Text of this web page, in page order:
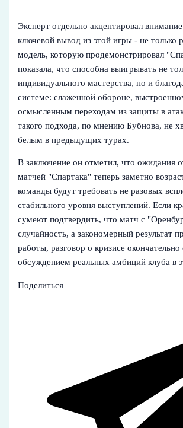
Эксперт отдельно акцентировал
ключевой вывод из этой игры - не только
модель, которую продемонстрировал
показала, что способна выигрывать не
индивидуального мастерства, но и
системе: слаженной обороне,
осмысленным переходам из защиты в
такого подхода, по мнению Бубнова, не
белым в предыдущих турах.
В заключение он отметил, что ожидания
матчей "Спартака" теперь заметно
команды будут требовать не разовых
стабильного уровня выступлений. Если
сумеют подтвердить, что матч с
случайность, а закономерный результат
работы, разговор о кризисе окончательно
обсуждением реальных амбиций клуба в
Поделиться